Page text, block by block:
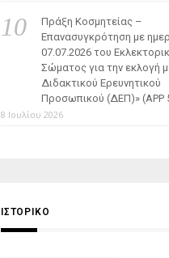
Πράξη Κοσμητείας –
Επανασυγκρότηση με
07.07.2026 του
Σώματος για την εκλογή
Διδακτικού Ερευνητικού
Προσωπικού (ΔΕΠ)» (APP
8 Ιουλίου 2026
ΙΣΤΟΡΙΚΌ